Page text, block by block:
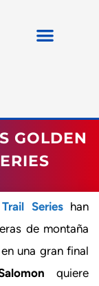
GOLDEN
Serieshan
de montaña
una gran final
quiere